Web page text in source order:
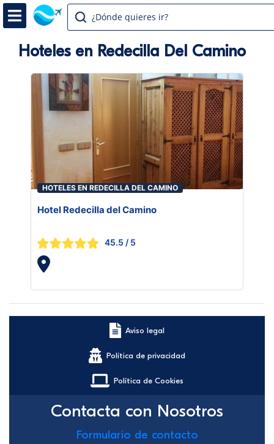
¿Dónde quieres ir?
Hoteles en Redecilla Del Camino
HOTELES EN REDECILLA DEL CAMINO
Hotel Redecilla del Camino
45.5 / 5
Aviso legal
Política de privacidad
Política de Cookies
Contacta con Nosotros
Formulario de contacto